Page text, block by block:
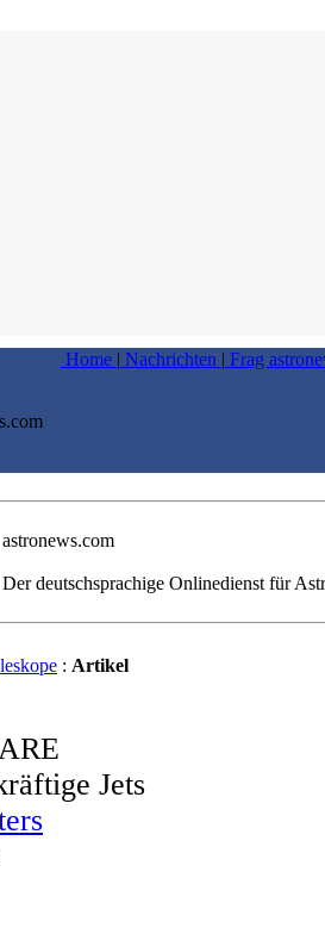
Home | Nachrichten | Frag
astronews.com
Der deutschsprachige Onlinedienst für
: Artikel
Jets